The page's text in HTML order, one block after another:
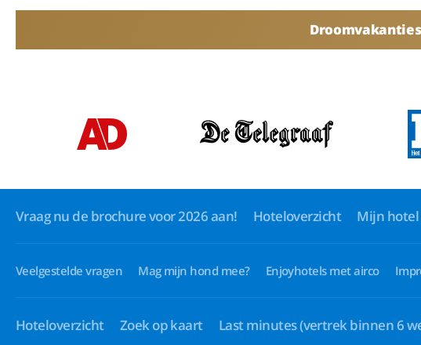
Vraag nu de brochure voor 2026 aan! Hoteloverzicht Mijn
Veelgestelde vragen Mag mijn hond mee? Enjoyhotels met airco
Hoteloverzicht Zoek op kaart Last minutes(vertrek binnen 6